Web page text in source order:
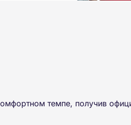
темпе, получив